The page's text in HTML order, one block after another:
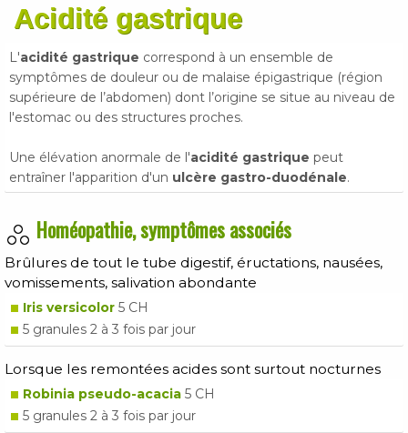
Acidité gastrique
L'acidité gastrique correspond à un ensemble de
symptômes de douleur ou de malaise épigastrique (région
supérieure de l’abdomen) dont l’origine se situe au niveau de
l'estomac ou des structures proches.
Une élévation anormale de l'acidité gastrique peut
entraîner l'apparition d'un ulcère gastro-duodénale.
Homéopathie, symptômes associés
Brûlures de tout le tube digestif, éructations, nausées,
vomissements, salivation abondante
Iris versicolor 5 CH
5 granules 2 à 3 fois par jour
Lorsque les remontées acides sont surtout nocturnes
Robinia pseudo-acacia 5 CH
5 granules 2 à 3 fois par jour